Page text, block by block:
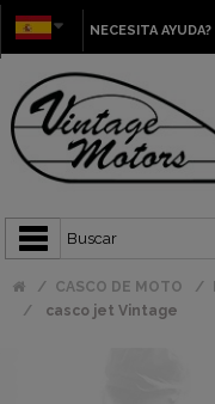
NECESITA AYUDA?
CASCO DE MOTO
casco jet Vintage